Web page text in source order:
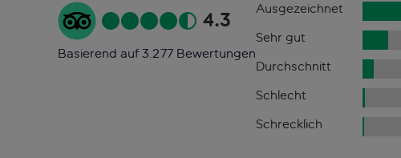
4.3
Basierend auf 3.277 Bewertungen
Ausgezeichnet
Sehr gut
Durchschnitt
Schlecht
Schrecklich